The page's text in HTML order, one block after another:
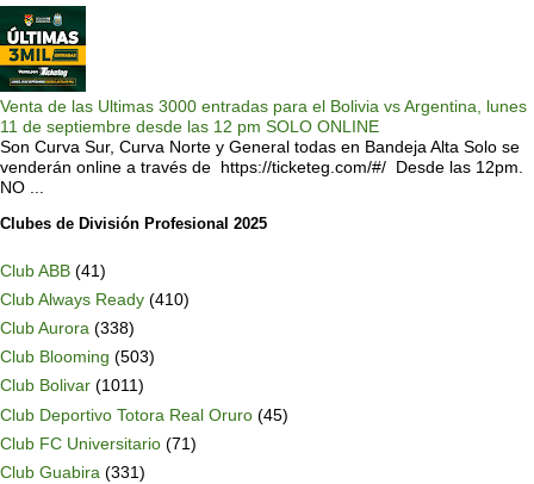
Venta de las Ultimas 3000 entradas para el Bolivia vs Argentina, lunes
11 de septiembre desde las 12 pm SOLO ONLINE
Son Curva Sur, Curva Norte y General todas en Bandeja Alta Solo se
venderán online a través de https://ticketeg.com/#/ Desde las 12pm.
NO ...
Clubes de División Profesional 2025
Club ABB (41)
Club Always Ready (410)
Club Aurora (338)
Club Blooming (503)
Club Bolivar (1011)
Club Deportivo Totora Real Oruro (45)
Club FC Universitario (71)
Club Guabira (331)